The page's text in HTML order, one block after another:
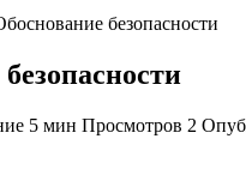
безопасности
5 мин Просмотров 2